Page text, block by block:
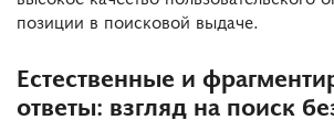
позиции в поисковой выдаче.
Естественные и
ответы: взгляд на поиск